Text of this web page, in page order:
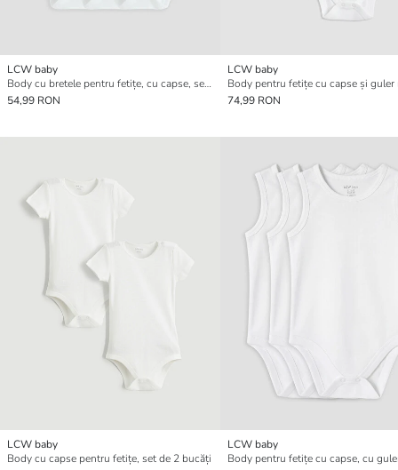
LCW baby
Body cu bretele pentru fetițe, cu capse, set de 3 bucăți
54,99 RON
LCW baby
74,99 RON
LCW baby
Body cu capse pentru fetițe, set de 2 bucăți
LCW baby